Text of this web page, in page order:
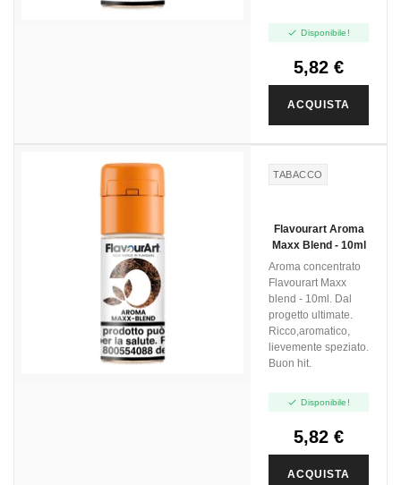
 Disponibile!
5,82 €
ACQUISTA
TABACCO
Flavourart Aroma
Maxx Blend - 10ml
Aroma concentrato
Flavourart Maxx
blend - 10ml. Dal
progetto ultimate.
Ricco,aromatico,
lievemente speziato.
Buon hit.
 Disponibile!
5,82 €
ACQUISTA